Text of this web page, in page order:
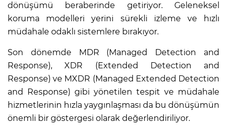
dönüşümü beraberinde getiriyor. Geleneksel
koruma modelleri yerini sürekli izleme ve hızlı
müdahale odaklı sistemlere bırakıyor.
Son dönemde MDR (Managed Detection and
Response), XDR (Extended Detection and
Response) ve MXDR (Managed Extended Detection
and Response) gibi yönetilen tespit ve müdahale
hizmetlerinin hızla yaygınlaşması da bu dönüşümün
önemli bir göstergesi olarak değerlendiriliyor.